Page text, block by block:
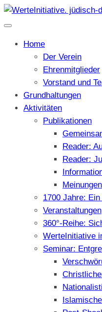
Home
Der Verein
Ehrenmitglieder
Vorstand und
Grundhaltungen
Aktivitäten
Publikationen
Reader:
Reader:
Meinungen
1700 Jahre:
Veranstaltungen
360°-Reihe:
WerteInitiative
Seminar: